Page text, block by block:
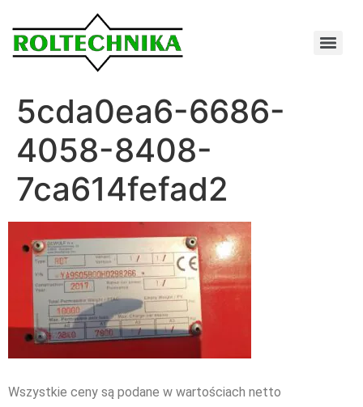
5cda0ea6-6686-
4058-8408-
7ca614fefad2
Wszystkie ceny są podane w wartościach netto